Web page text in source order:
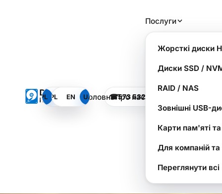
Dysk i Spółka - Лабораторія Відновлення Даних
PL EN UA ГоловнаПро нас
Послуги
Жорсткі диски
Диски SSD /
RAID / NAS
Зовнішні USB-
Карти пам'яті
Для компаній та
Переглянути всі
PL EN UA ☎573 532 490
система реєстратора
DVR/NVR є ключем до
відновлення записів?